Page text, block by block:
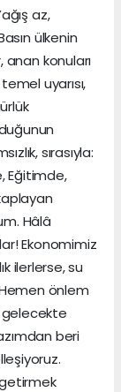
az,
ülkenin
anan konuları
uyarısı,
sırasıyla:
Eğitimde,
Hâlâ
Ekonomimiz
ilerlerse, su
önlem
gelecekte
beri